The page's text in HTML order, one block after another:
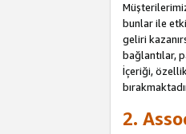
bunlar ile
geliri
bağlantılar,
İçeriği,
2.